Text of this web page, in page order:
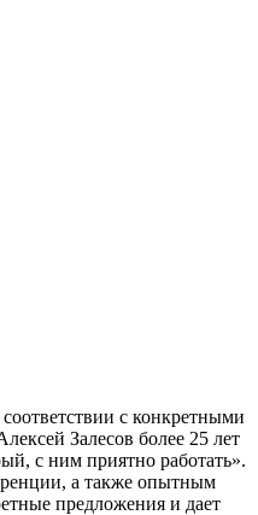
с конкретными
Залесов более 25 лет
с ним приятно работать».
а также опытным
предложения и дает